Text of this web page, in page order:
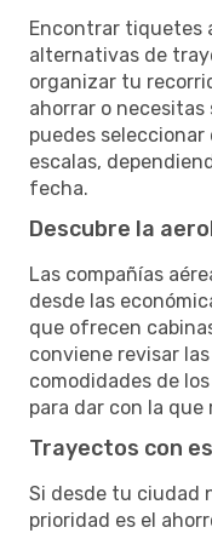
Encontrar tiquetes
alternativas de
organizar tu
ahorrar o necesitas
puedes
escalas,
fecha.
Descubre la
Las compañías
desde las
que ofrecen
conviene revisar
comodidades de
para dar con la
Trayectos con
Si desde tu ciudad
prioridad es el